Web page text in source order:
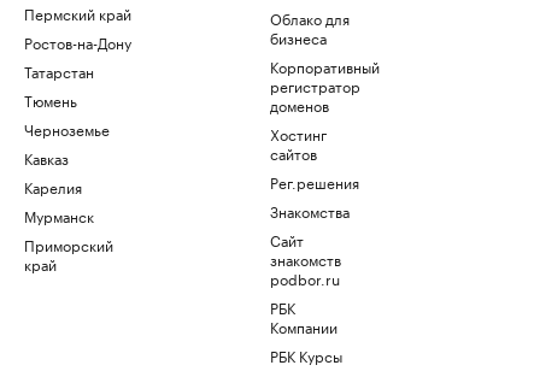
Пермский край
Ростов-на-Дону
Татарстан
Тюмень
Черноземье
Кавказ
Карелия
Мурманск
Приморский
край
Облако для
бизнеса
Корпоративный
регистратор
доменов
Хостинг
сайтов
Рег.решения
Знакомства
Сайт
знакомств
podbor.ru
РБК
Компании
РБК Курсы